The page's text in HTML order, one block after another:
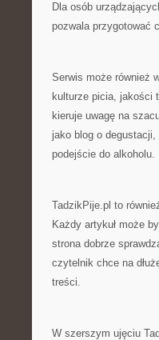
Dla osób
pozwala przygotować
Serwis może również
kulturze picia, jakości
kieruje uwagę na
jako blog o
podejście do
TadzikPije.pl to
Każdy artykuł może
strona dobrze
czytelnik chce na
treści.
W szerszym ujęciu